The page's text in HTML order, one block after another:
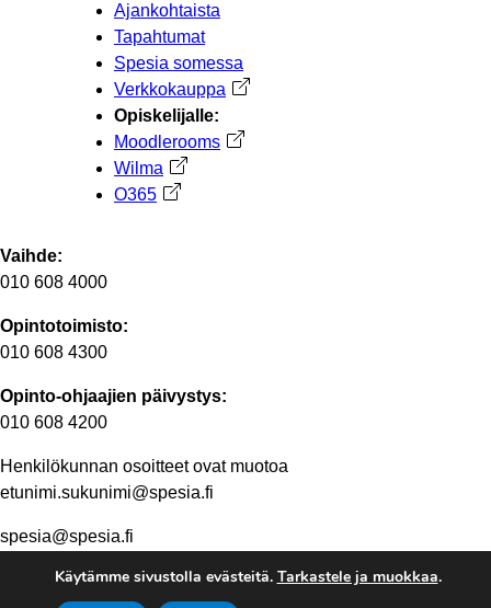
Ajankohtaista
Tapahtumat
Spesia somessa
Verkkokauppa Avautuu uuteen välilehteen
Opiskelijalle:
Moodlerooms Avautuu uuteen välilehteen
Wilma Avautuu uuteen välilehteen
O365 Avautuu uuteen välilehteen
Vaihde:
010 608 4000
Opintotoimisto:
010 608 4300
Opinto-ohjaajien päivystys:
010 608 4200
Henkilökunnan osoitteet ovat muotoa
etunimi.sukunimi@spesia.fi
spesia@spesia.fi
Henkilöstön yhteystiedot
Käytämme sivustolla evästeitä. Tarkastele ja muokkaa.